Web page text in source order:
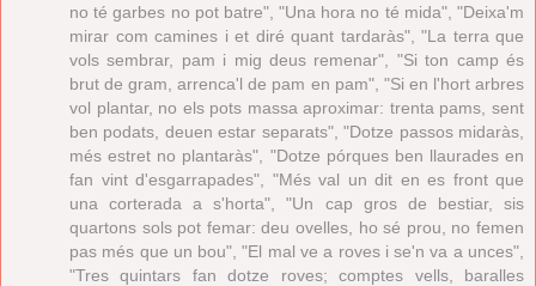
no té garbes no pot batre", "Una hora no té mida", "Deixa'm
mirar com camines i et diré quant tardaràs", "La terra que
vols sembrar, pam i mig deus remenar", "Si ton camp és
brut de gram, arrenca'l de pam en pam", "Si en l'hort arbres
vol plantar, no els pots massa aproximar: trenta pams, sent
ben podats, deuen estar separats", "Dotze passos midaràs,
més estret no plantaràs", "Dotze pórques ben llaurades en
fan vint d'esgarrapades", "Més val un dit en es front que
una corterada a s'horta", "Un cap gros de bestiar, sis
quartons sols pot femar: deu ovelles, ho sé prou, no femen
pas més que un bou", "El mal ve a roves i se'n va a unces",
"Tres quintars fan dotze roves; comptes vells, baralles